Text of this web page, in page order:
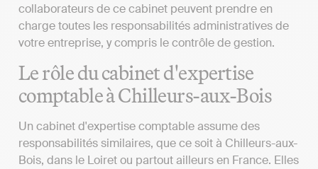
collaborateurs de ce cabinet peuvent prendre en
charge toutes les responsabilités administratives de
votre entreprise, y compris le contrôle de gestion.
Le rôle du cabinet d'expertise
comptable à Chilleurs-aux-Bois
Un cabinet d'expertise comptable assume des
responsabilités similaires, que ce soit à Chilleurs-aux-
Bois, dans le Loiret ou partout ailleurs en France. Elles